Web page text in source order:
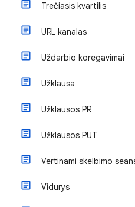
Trečiasis kvartilis
URL kanalas
Uždarbio koregavimai
Užklausa
Užklausos PR
Užklausos PUT
Vertinami skelbimo
Vidurys